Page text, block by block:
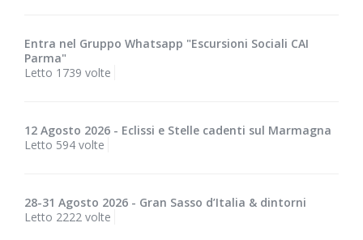
Entra nel Gruppo Whatsapp "Escursioni Sociali CAI
Parma"
Letto 1739 volte
12 Agosto 2026 - Eclissi e Stelle cadenti sul Marmagna
Letto 594 volte
28-31 Agosto 2026 - Gran Sasso d’Italia & dintorni
Letto 2222 volte